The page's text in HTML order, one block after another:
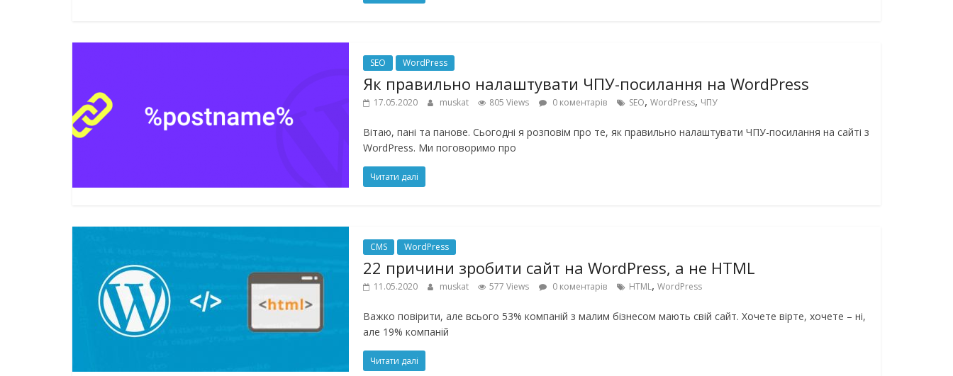
SEO WordPress
Як правильно налаштувати ЧПУ-посилання на WordPress
17.05.2020 muskat 805 Views 0 коментарів SEO, WordPress, ЧПУ
Вітаю, пані та панове. Сьогодні я розповім про те, як правильно налаштувати ЧПУ-посилання на сайті з
WordPress. Ми поговоримо про
Читати далі
CMS WordPress
22 причини зробити сайт на WordPress, а не HTML
11.05.2020 muskat 577 Views 0 коментарів HTML, WordPress
Важко повірити, але всього 53% компаній з малим бізнесом мають свій сайт. Хочете вірте, хочете – ні,
але 19% компаній
Читати далі